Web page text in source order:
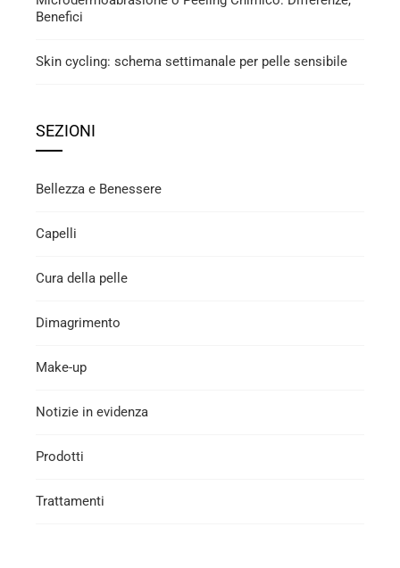
Benefici
Skin cycling: schema settimanale per pelle sensibile
SEZIONI
Bellezza e Benessere
Capelli
Cura della pelle
Dimagrimento
Make-up
Notizie in evidenza
Prodotti
Trattamenti